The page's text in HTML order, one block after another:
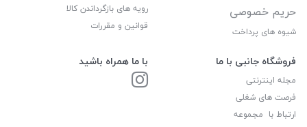
حریم خصوصی
شیوه های پرداخت
رویه های بازگرداندن کالا
قوانین و مقررات
فروشگاه جانبی با ما
مجله اینترنتی
فرصت های شغلی
ارتباط با مجموعه
با ما همراه باشید